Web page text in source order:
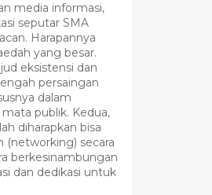
media informasi,
seputar SMA
Harapannya
yang besar.
eksistensi dan
persaingan
dalam
publik. Kedua,
diharapkan bisa
(networking) secara
berkesinambungan
dan dedikasi untuk